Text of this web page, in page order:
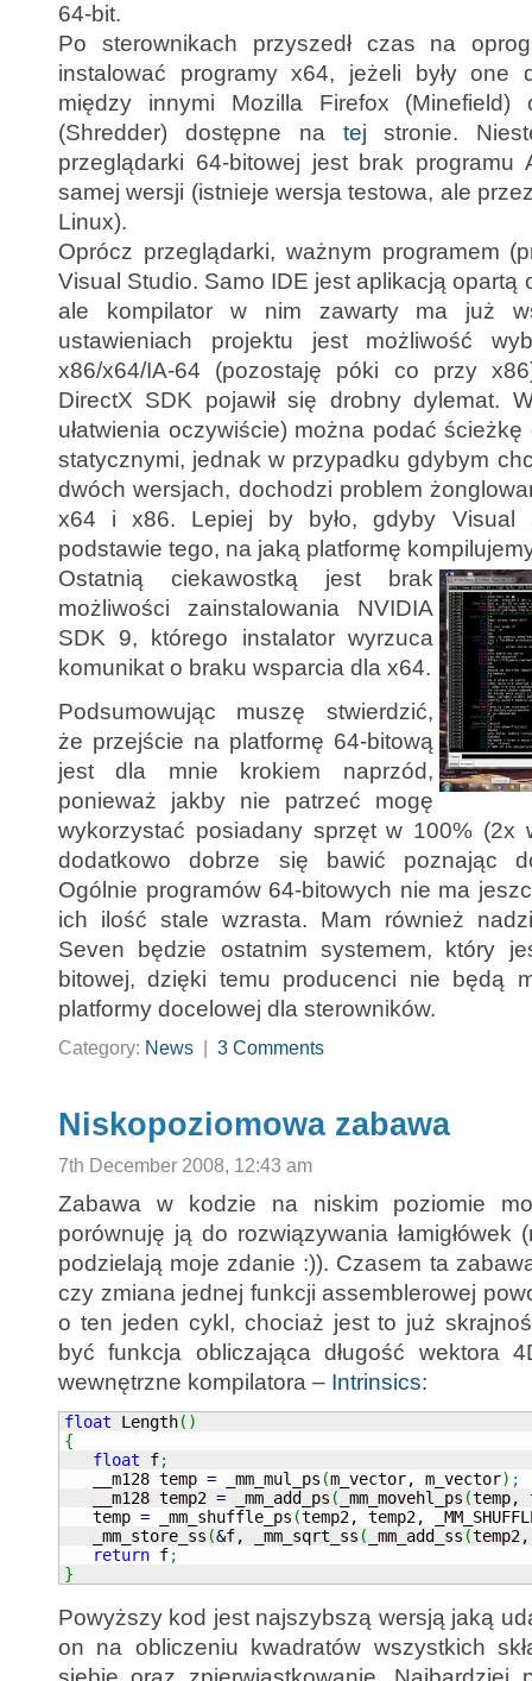
64-bit.
Po sterownikach przyszedł czas na
instalować programy x64, jeżeli były one
między innymi Mozilla Firefox (Minefield)
(Shredder) dostępne na tej stronie.
przeglądarki 64-bitowej jest brak
samej wersji (istnieje wersja testowa, ale
Linux).
Oprócz przeglądarki, ważnym programem
Visual Studio. Samo IDE jest aplikacją opartą
ale kompilator w nim zawarty ma już
ustawieniach projektu jest możliwość
x86/x64/IA-64 (pozostaję póki co przy
DirectX SDK pojawił się drobny dylemat.
ułatwienia oczywiście) można podać
statycznymi, jednak w przypadku gdybym
dwóch wersjach, dochodzi problem
x64 i x86. Lepiej by było, gdyby Visual
podstawie tego, na jaką platformę
Ostatnią ciekawostką jest brak
możliwości zainstalowania NVIDIA
SDK 9, którego instalator wyrzuca
komunikat o braku wsparcia dla x64.
Podsumowując muszę stwierdzić,
że przejście na platformę 64-bitową
jest dla mnie krokiem naprzód,
ponieważ jakby nie patrzeć mogę
wykorzystać posiadany sprzęt w 100% (2x
dodatkowo dobrze się bawić poznając
Ogólnie programów 64-bitowych nie ma
ich ilość stale wzrasta. Mam również
Seven będzie ostatnim systemem, który
bitowej, dzięki temu producenci nie będą
platformy docelowej dla sterowników.
Category: News 3 Comments
Niskopoziomowa zabawa
7th December 2008, 12:43 am
Zabawa w kodzie na niskim poziomie
porównuję ją do rozwiązywania
podzielają moje zdanie :)). Czasem ta
czy zmiana jednej funkcji assemblerowej
o ten jeden cykl, chociaż jest to już
być funkcja obliczająca długość wektora
wewnętrzne kompilatora – Intrinsics:
float Length( )
{
float f;
__m128 temp = _mm_mul_ps (m_vector, m_vector) ;
__m128 temp2 = _mm_add_ps ( _mm_movehl_ps (temp,
temp = _mm_shuffle_ps (temp2, temp2,
_mm_store_ss (&f, _mm_sqrt_ss ( _mm_add_ss (
return f;
}
Powyższy kod jest najszybszą wersją jaką
on na obliczeniu kwadratów wszystkich